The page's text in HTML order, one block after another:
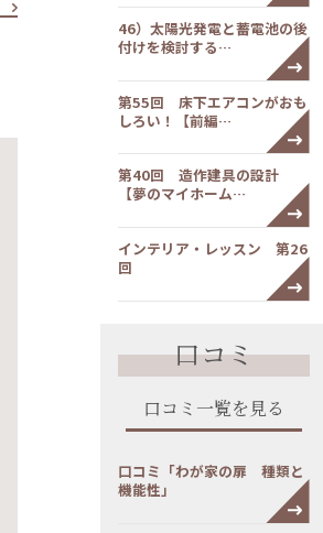
46）太陽光発電と蓄電池の後
付けを検討する…
第55回 床下エアコンがおも
しろい！【前編…
第40回 造作建具の設計
【夢のマイホーム…
インテリア・レッスン 第26
回
口コミ
口コミ一覧を見る
口コミ「わが家の扉 種類と
機能性」